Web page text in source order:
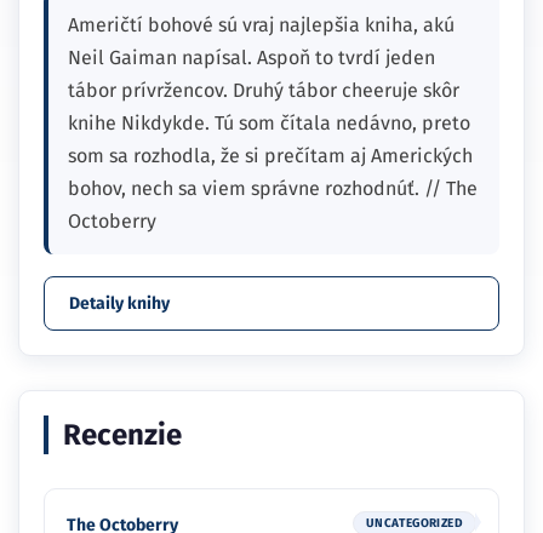
Američtí bohové sú vraj najlepšia kniha, akú
Neil Gaiman napísal. Aspoň to tvrdí jeden
tábor prívržencov. Druhý tábor cheeruje skôr
knihe Nikdykde. Tú som čítala nedávno, preto
som sa rozhodla, že si prečítam aj Amerických
bohov, nech sa viem správne rozhodnúť. // The
Octoberry
Detaily knihy
Recenzie
The Octoberry UNCATEGORIZED